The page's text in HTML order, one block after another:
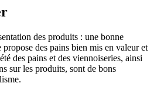
des produits : une bonne
des pains bien mis en valeur et
des pains et des viennoiseries, ainsi
sur les produits, sont de bons